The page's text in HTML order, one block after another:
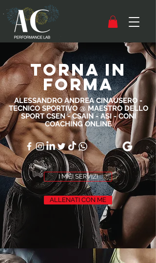
TORNA IN
FORMA
ALESSANDRO ANDREA CINAUSERO -
TECNICO SPORTIVO @ MAESTRO DELLO
SPORT CSEN - CSAIN - ASI - CONI
COACHING ONLINE
I MIEI SERVIZI
ALLENATI CON ME